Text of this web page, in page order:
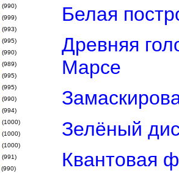
(990)
(999)
(993)
(995)
(990)
(989)
(995)
(995)
(990)
(994)
(1000)
(1000)
(1000)
(991)
(990)
Белая
Древняя
Марсе
Зелёный
Квантовая